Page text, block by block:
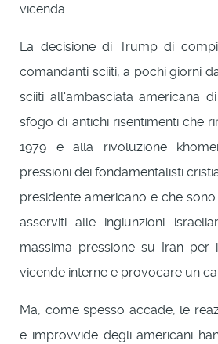
vicenda.
La decisione di Trump di
comandanti sciiti, a pochi giorni
sciiti all'ambasciata americana
sfogo di antichi risentimenti che
1979 e alla rivoluzione
pressioni dei fondamentalisti
presidente americano e che
asserviti alle ingiunzioni
massima pressione su Iran per
vicende interne e provocare un
Ma, come spesso accade, le
e improvvide degli americani